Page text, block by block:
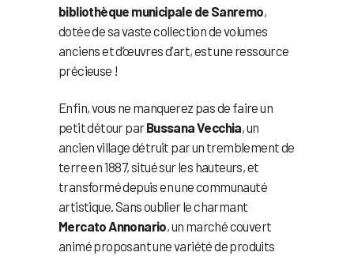
bibliothèque municipale de Sanremo,
dotée de sa vaste collection de volumes
anciens et d’œuvres d’art, est une ressource
précieuse !
Enfin, vous ne manquerez pas de faire un
petit détour parBussana Vecchia, un
ancien village détruit par un tremblement de
terre en 1887, situé sur les hauteurs, et
transformé depuis en une communauté
artistique. Sans oublier le charmant
Mercato Annonario, un marché couvert
animé proposant une variété de produits